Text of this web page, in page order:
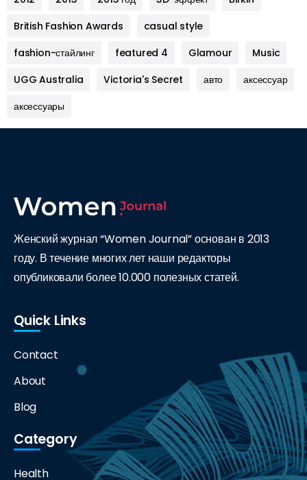
British Fashion Awards
casual style
fashion-стайлинг
featured 4 Glamour
Music
UGG Australia
Victoria's Secret авто
аксессуар
аксессуары
Женский журнал “Women Journal” основан в 2013
году. В течение многих лет наши редакторы
опубликовали более 10.000 полезных статей.
Quick Links
Contact
About
Blog
Category
Health